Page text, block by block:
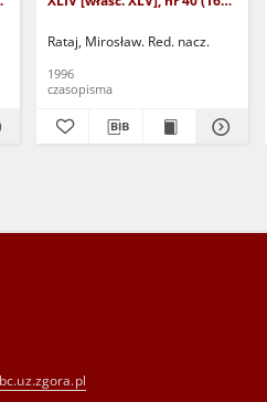
Rataj, Mirosław. Red. nacz.
1996
czasopisma